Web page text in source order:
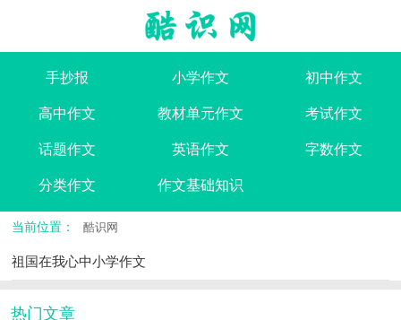
手抄报 小学作文 初中作文
高中作文 教材单元作文 考试作文
话题作文 英语作文 字数作文
分类作文 作文基础知识
当前位置： 酷识网
祖国在我心中小学作文
热门文章